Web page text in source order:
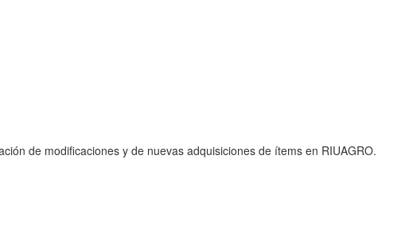
de modificaciones y de nuevas adquisiciones de ítems en RIUAGRO.